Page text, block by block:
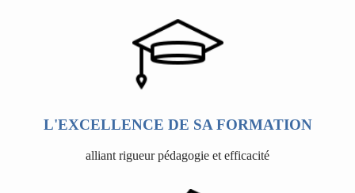
L'EXCELLENCE DE SA FORMATION
alliant rigueur pédagogie et efficacité